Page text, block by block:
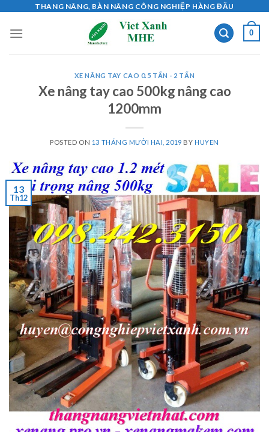
content
THANG NÂNG, BÀN NÂNG CÔNG NGHIỆP HÀNG ĐẦU
0
XE NÂNG TAY CAO 0.5 TẤN - 2 TẤN
Xe nâng tay cao 500kg nâng cao
1200mm
POSTED ON 13 THÁNG MƯỜI HAI, 2019 BY HUYEN
13
Th12